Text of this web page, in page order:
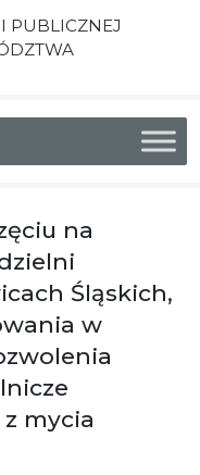
PUBLICZNEJ
na
Śląskich,
w
mycia